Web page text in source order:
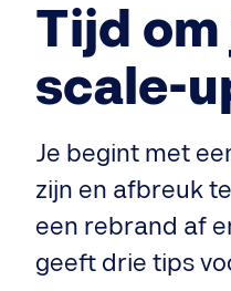
Tijd
scale-
Je begint met
zijn en afbreuk
een rebrand af
geeft drie tips